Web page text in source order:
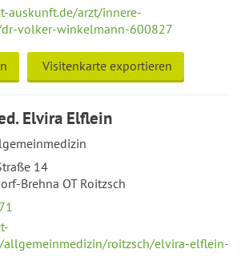
auskunft.de/arzt/innere-
volker-winkelmann-600827
Visitenkarte exportieren
Elvira Elflein
14
Brehna OT Roitzsch
allgemeinmedizin/roitzsch/elvira-elflein-